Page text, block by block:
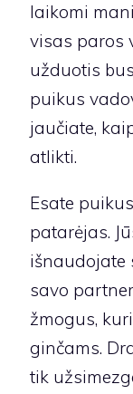
laikomi
visas paros
užduotis
puikus
jaučiate,
atlikti.
Esate
patarėjas.
išnaudojate
savo
žmogus,
ginčams.
tik